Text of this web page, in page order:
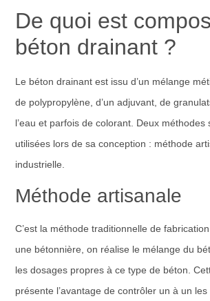
De quoi est
béton drainant ?
Le béton drainant est issu d’un mélange
de polypropylène, d’un adjuvant, de
l’eau et parfois de colorant. Deux méthodes
utilisées lors de sa conception : méthode
industrielle.
Méthode artisanale
C’est la méthode traditionnelle de
une bétonnière, on réalise le mélange du
les dosages propres à ce type de béton.
présente l’avantage de contrôler un à un